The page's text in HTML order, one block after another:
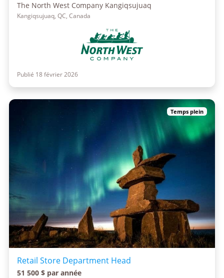
The North West Company Kangiqsujuaq
Kangiqsujuaq, QC, Canada
Publié 18 février 2026
Temps plein
Retail Store Department Head
51 500 $ par année